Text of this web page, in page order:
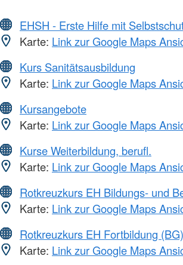
EHSH - Erste Hilfe mit
Karte: Link zur Google Maps
Kurs Sanitätsausbildung
Karte: Link zur Google Maps
Kursangebote
Karte: Link zur Google Maps
Kurse Weiterbildung, berufl.
Karte: Link zur Google Maps
Rotkreuzkurs EH Bildungs- und
Karte: Link zur Google Maps
Rotkreuzkurs EH Fortbildung (BG)
Karte: Link zur Google Maps